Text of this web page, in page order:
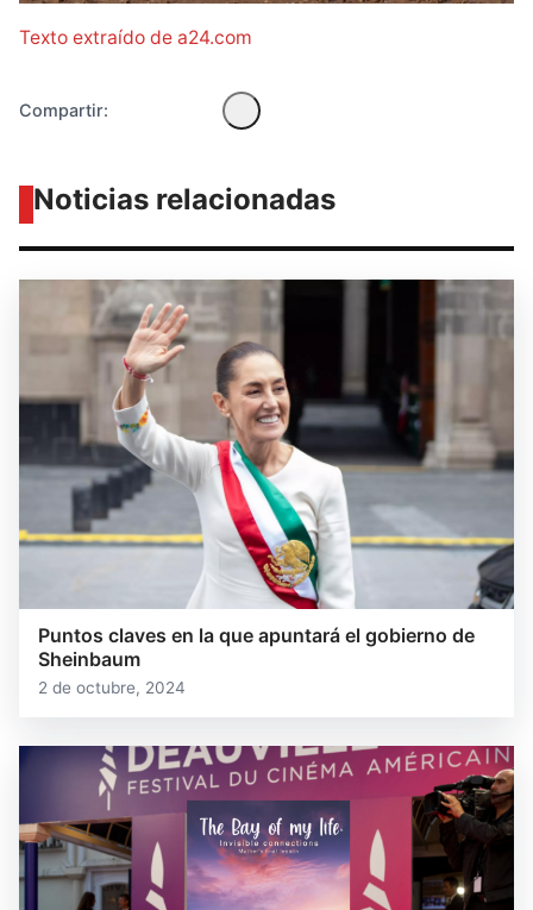
Texto extraído de a24.com
Compartir:
Noticias relacionadas
Puntos claves en la que apuntará el gobierno de
Sheinbaum
2 de octubre, 2024